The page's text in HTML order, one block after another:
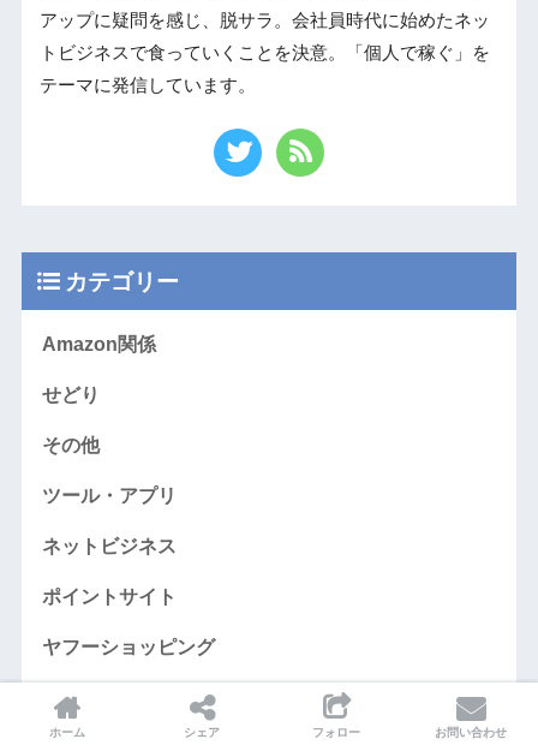
アップに疑問を感じ、脱サラ。会社員時代に始めたネッ
トビジネスで食っていくことを決意。「個人で稼ぐ」を
テーマに発信しています。
カテゴリー
Amazon関係
せどり
その他
ツール・アプリ
ネットビジネス
ポイントサイト
ヤフーショッピング
卸・メーカー仕入れ
ホーム シェア フォロー お問い合わせ